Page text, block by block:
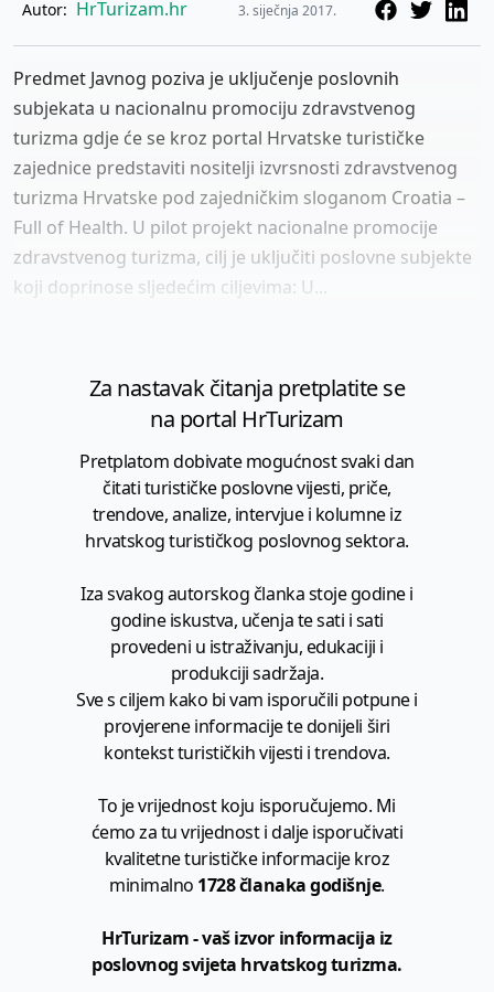
Autor: HrTurizam.hr 3. siječnja 2017.
Predmet Javnog poziva je uključenje poslovnih
subjekata u nacionalnu promociju zdravstvenog
turizma gdje će se kroz portal Hrvatske turističke
zajednice predstaviti nositelji izvrsnosti zdravstvenog
turizma Hrvatske pod zajedničkim sloganom Croatia –
Full of Health. U pilot projekt nacionalne promocije
zdravstvenog turizma, cilj je uključiti poslovne subjekte
koji doprinose sljedećim ciljevima: U...
Za nastavak čitanja pretplatite se
na portal HrTurizam
Pretplatom dobivate mogućnost svaki dan
čitati turističke poslovne vijesti, priče,
trendove, analize, intervjue i kolumne iz
hrvatskog turističkog poslovnog sektora.
Iza svakog autorskog članka stoje godine i
godine iskustva, učenja te sati i sati
provedeni u istraživanju, edukaciji i
produkciji sadržaja.
Sve s ciljem kako bi vam isporučili potpune i
provjerene informacije te donijeli širi
kontekst turističkih vijesti i trendova.
To je vrijednost koju isporučujemo. Mi
ćemo za tu vrijednost i dalje isporučivati
kvalitetne turističke informacije kroz
minimalno 1728 članaka godišnje.
HrTurizam - vaš izvor informacija iz
poslovnog svijeta hrvatskog turizma.